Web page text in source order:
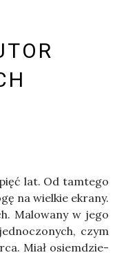
lat. Od tam­te­go
na wiel­kie ekra­ny.
Malo­wa­ny w jego
czym
Miał osiem­dzie­